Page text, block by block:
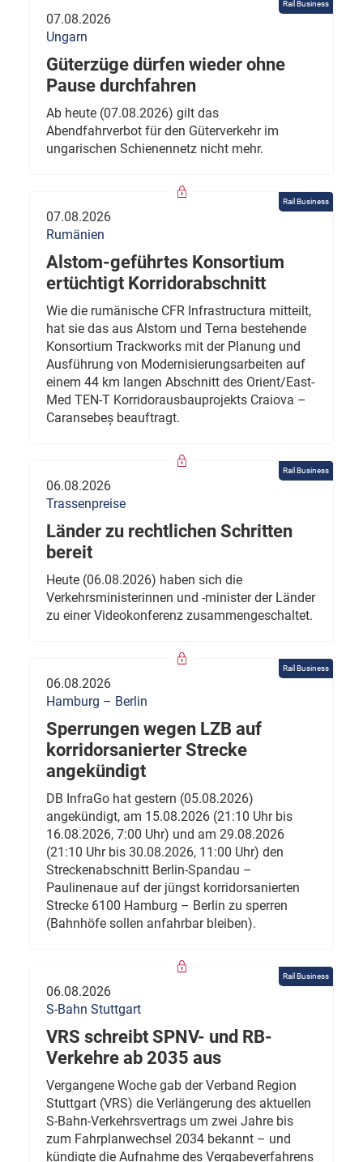
Rail Business
07.08.2026
Ungarn
Güterzüge dürfen wieder ohne
Pause durchfahren
Ab heute (07.08.2026) gilt das
Abendfahrverbot für den Güterverkehr im
ungarischen Schienennetz nicht mehr.
Rail Business
07.08.2026
Rumänien
Alstom-geführtes Konsortium
ertüchtigt Korridorabschnitt
Wie die rumänische CFR Infrastructura mitteilt,
hat sie das aus Alstom und Terna bestehende
Konsortium Trackworks mit der Planung und
Ausführung von Modernisierungsarbeiten auf
einem 44 km langen Abschnitt des Orient/East-
Med TEN-T Korridorausbauprojekts Craiova –
Caransebeș beauftragt.
Rail Business
06.08.2026
Trassenpreise
Länder zu rechtlichen Schritten
bereit
Heute (06.08.2026) haben sich die
Verkehrsministerinnen und -minister der Länder
zu einer Videokonferenz zusammengeschaltet.
Rail Business
06.08.2026
Hamburg – Berlin
Sperrungen wegen LZB auf
korridorsanierter Strecke
angekündigt
DB InfraGo hat gestern (05.08.2026)
angekündigt, am 15.08.2026 (21:10 Uhr bis
16.08.2026, 7:00 Uhr) und am 29.08.2026
(21:10 Uhr bis 30.08.2026, 11:00 Uhr) den
Streckenabschnitt Berlin-Spandau –
Paulinenaue auf der jüngst korridorsanierten
Strecke 6100 Hamburg – Berlin zu sperren
(Bahnhöfe sollen anfahrbar bleiben).
Rail Business
06.08.2026
S-Bahn Stuttgart
VRS schreibt SPNV- und RB-
Verkehre ab 2035 aus
Vergangene Woche gab der Verband Region
Stuttgart (VRS) die Verlängerung des aktuellen
S-Bahn-Verkehrsvertrags um zwei Jahre bis
zum Fahrplanwechsel 2034 bekannt – und
kündigte die Aufnahme des Vergabeverfahrens